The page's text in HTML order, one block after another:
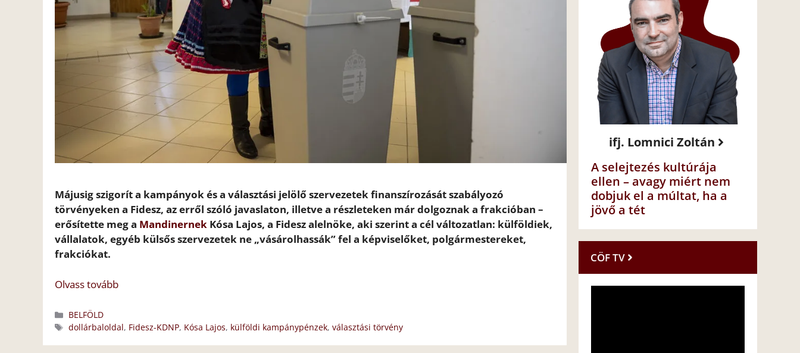
Májusig szigorít a kampányok és a választási jelölő szervezetek finanszírozását szabályozó
törvényeken a Fidesz, az erről szóló javaslaton, illetve a részleteken már dolgoznak a frakcióban –
erősítette meg a Mandinernek Kósa Lajos, a Fidesz alelnöke, aki szerint a cél változatlan: külföldiek,
vállalatok, egyéb külsős szervezetek ne „vásárolhassák” fel a képviselőket, polgármestereket,
frakciókat.
Olvass tovább
Kategória
BELFÖLD
Címkék
dollárbaloldal, Fidesz-KDNP, Kósa Lajos, külföldi kampánypénzek,választási törvény
ifj. Lomnici Zoltán
A selejtezés kultúrája
ellen – avagy miért nem
dobjuk el a múltat, ha a
jövő a tét
CÖF TV